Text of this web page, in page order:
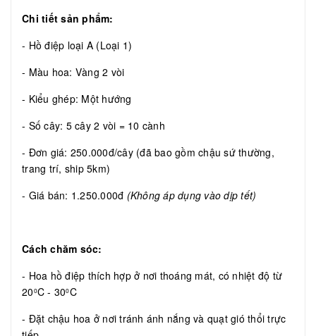
Chi tiết sản phẩm:
- Hồ điệp loại A (Loại 1)
- Màu hoa: Vàng 2 vòi
- Kiểu ghép: Một hướng
- Số cây: 5 cây 2 vòi = 10 cành
- Đơn giá: 250.000đ/cây (đã bao gồm chậu sứ thường,
trang trí, ship 5km)
- Giá bán: 1.250.000đ (Không áp dụng vào dịp tết)
Cách chăm sóc:
- Hoa hồ điệp thích hợp ở nơi thoáng mát, có nhiệt độ từ
200C - 300C
- Đặt chậu hoa ở nơi tránh ánh nắng và quạt gió thổi trực